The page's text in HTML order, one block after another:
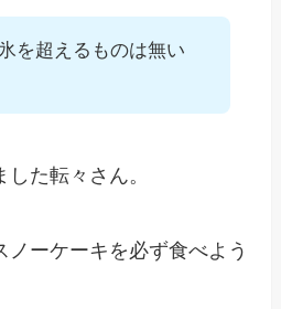
を超えるものは無い
た転々さん。
ノーケーキを必ず食べよう